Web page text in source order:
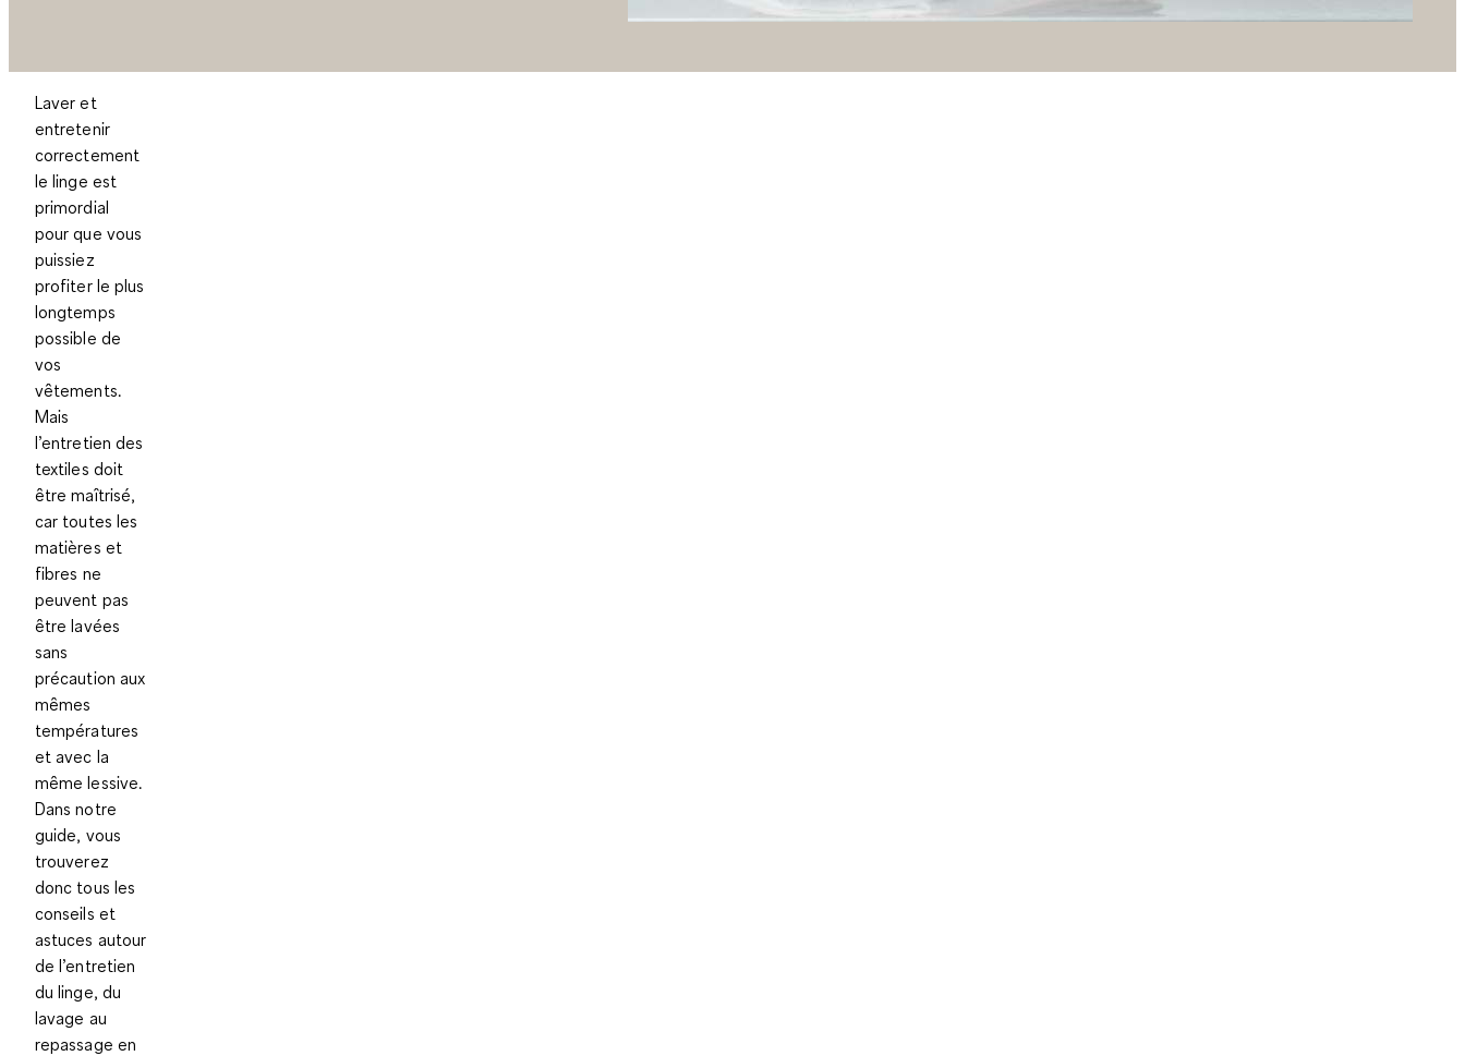
Laver et
entretenir
correctement
le linge est
primordial
pour que vous
puissiez
profiter le plus
longtemps
possible de
vos
vêtements.
Mais
l’entretien des
textiles doit
être maîtrisé,
car toutes les
matières et
fibres ne
peuvent pas
être lavées
sans
précaution aux
mêmes
températures
et avec la
même lessive.
Dans notre
guide, vous
trouverez
donc tous les
conseils et
astuces autour
de l’entretien
du linge, du
lavage au
repassage en